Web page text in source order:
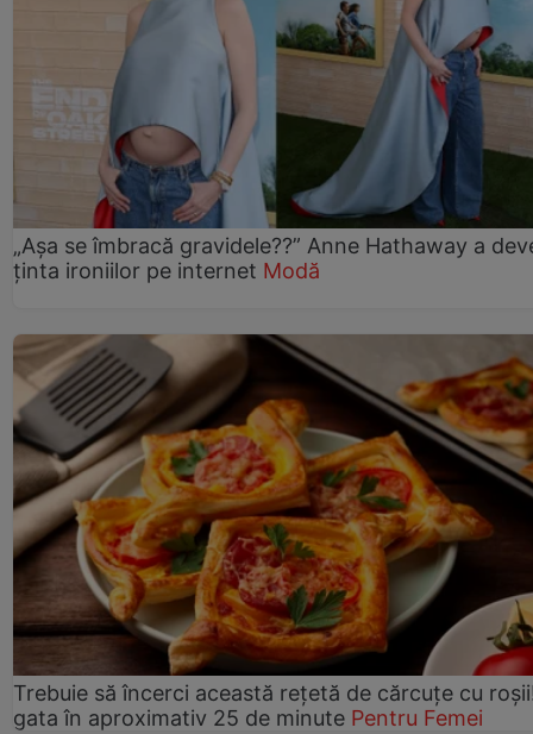
„Așa se îmbracă gravidele??” Anne Hathaway a
ținta ironiilor pe internet Modă
Trebuie să încerci această rețetă de cărcuțe cu
gata în aproximativ 25 de minute Pentru Femei